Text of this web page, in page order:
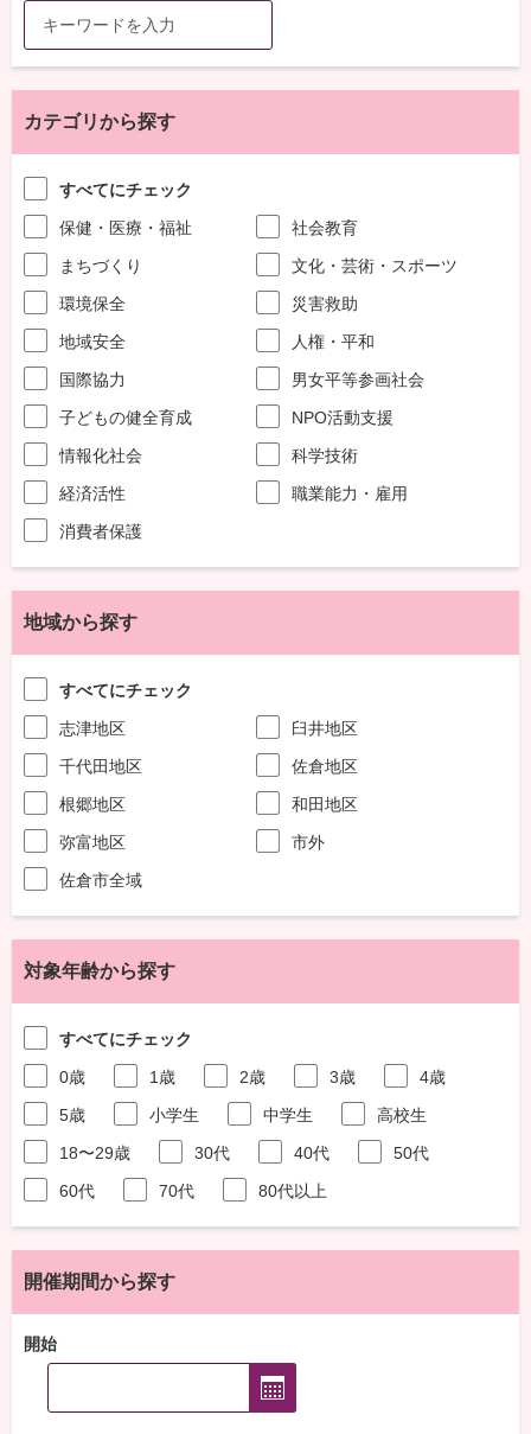
カテゴリから探す
すべてにチェック
保健・医療・福祉
社会教育
まちづくり
文化・芸術・スポーツ
環境保全
災害救助
地域安全
人権・平和
国際協力
男女平等参画社会
子どもの健全育成
NPO活動支援
情報化社会
科学技術
経済活性
職業能力・雇用
消費者保護
地域から探す
すべてにチェック
志津地区
臼井地区
千代田地区
佐倉地区
根郷地区
和田地区
弥富地区
市外
佐倉市全域
対象年齢から探す
すべてにチェック
0歳
1歳 2歳 3歳
4歳
5歳
小学生 中学生
高校生
18〜29歳
30代 40代
50代
60代
70代 80代以上
開催期間から探す
開始